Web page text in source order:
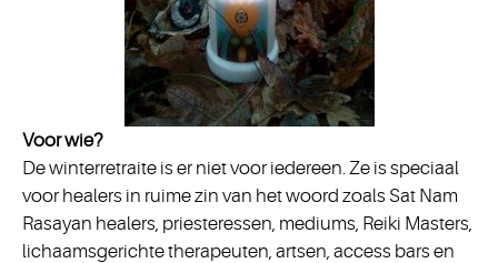
Voor wie?
De winterretraite is er niet voor iedereen. Ze is speciaal
voor healers in ruime zin van het woord zoals Sat Nam
Rasayan healers, priesteressen, mediums, Reiki Masters,
lichaamsgerichte therapeuten, artsen, access bars en